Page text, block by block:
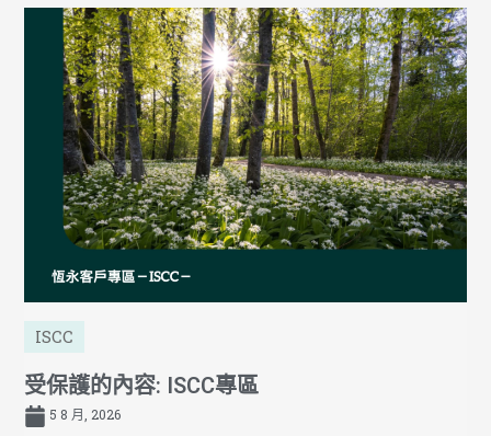
ISCC
受保護的內容: ISCC專區
5 8 月, 2026